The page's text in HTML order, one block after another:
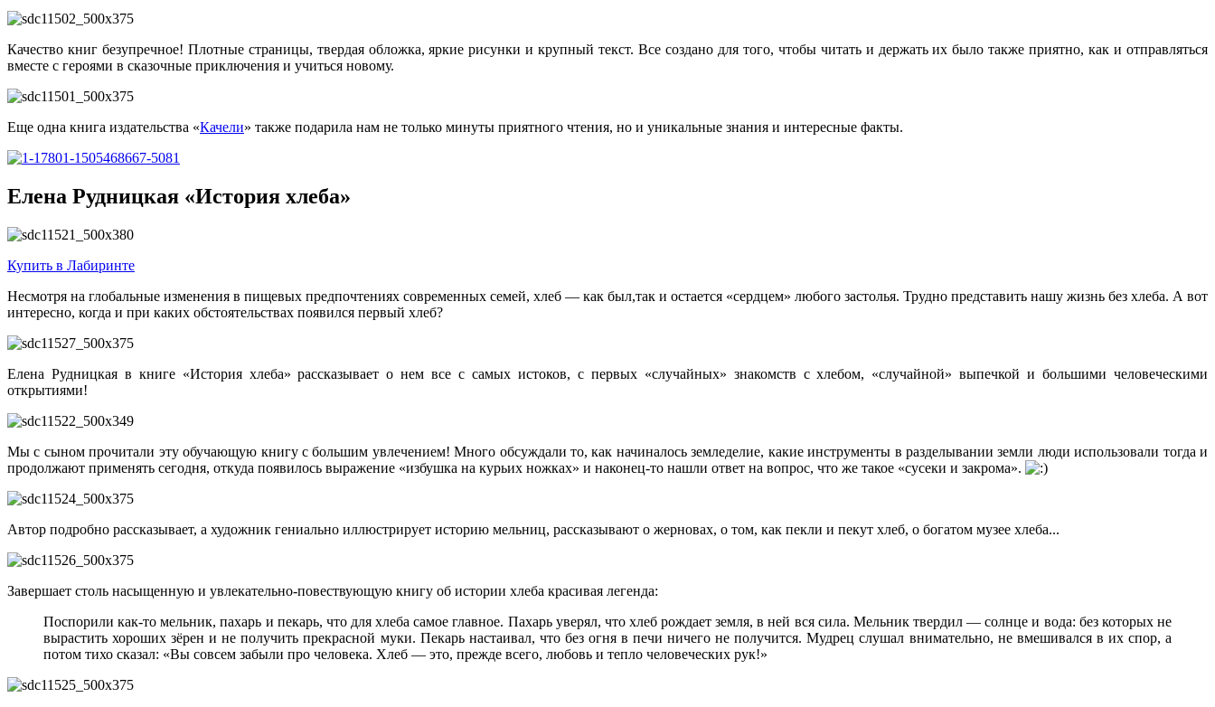
Качество книг безупречное! Плотные страницы, твердая обложка, яркие рисунки и крупный текст. Все создано для того, чтобы читать и держать их было также приятно, как и отправляться
вместе с героями в сказочные приключения и учиться новому.
Еще одна книга издательства «Качели» также подарила нам не только минуты приятного чтения, но и уникальные знания и интересные факты.
Елена Рудницкая «История хлеба»
Купить в Лабиринте
Несмотря на глобальные изменения в пищевых предпочтениях современных семей, хлеб — как был,так и остается «сердцем» любого застолья. Трудно представить нашу жизнь без хлеба. А вот
интересно, когда и при каких обстоятельствах появился первый хлеб?
Елена Рудницкая в книге «История хлеба» рассказывает о нем все с самых истоков, с первых «случайных» знакомств с хлебом, «случайной» выпечкой и большими человеческими
открытиями!
Мы с сыном прочитали эту обучающую книгу с большим увлечением! Много обсуждали то, как начиналось земледелие, какие инструменты в разделывании земли люди использовали тогда и
продолжают применять сегодня, откуда появилось выражение «избушка на курьих ножках» и наконец-то нашли ответ на вопрос, что же такое «сусеки и закрома».
Автор подробно рассказывает, а художник гениально иллюстрирует историю мельниц, рассказывают о жерновах, о том, как пекли и пекут хлеб, о богатом музее хлеба...
Завершает столь насыщенную и увлекательно-повествующую книгу об истории хлеба красивая легенда:
Поспорили как-то мельник, пахарь и пекарь, что для хлеба самое главное. Пахарь уверял, что хлеб рождает земля, в ней вся сила. Мельник твердил — солнце и вода: без которых не
вырастить хороших зёрен и не получить прекрасной муки. Пекарь настаивал, что без огня в печи ничего не получится. Мудрец слушал внимательно, не вмешивался в их спор, а
потом тихо сказал: «Вы совсем забыли про человека. Хлеб — это, прежде всего, любовь и тепло человеческих рук!»